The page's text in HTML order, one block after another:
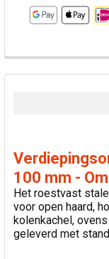
VAAK
SAMEN
VOEG
GESELECTEERDE
TOE AAN
WINKELWAGEN
100 mm -
Het roestvast
voor open haard,
kolenkachel,
geleverd met